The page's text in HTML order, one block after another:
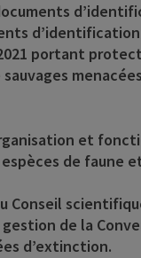
portant
et
de faune
de la
d’extinction.